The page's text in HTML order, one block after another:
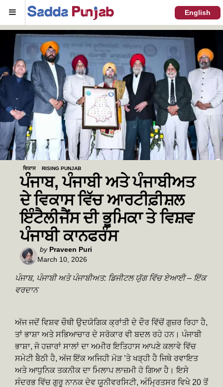
Menu English
ਵਿਕਾਸ RISING PUNJAB
ਪੰਜਾਬ, ਪੰਜਾਬੀ ਅਤੇ ਪੰਜਾਬੀਅਤ
ਦੇ ਵਿਕਾਸ ਵਿੱਚ ਆਰਟੀਫ਼ੀਸ਼ਲ
ਇੰਟੈਲੀਜੈਂਸ ਦੀ ਭੂਮਿਕਾ ਤੇ ਵਿਸ਼ਵ
ਪੰਜਾਬੀ ਕਾਨਫਰੰਸ
Posted
by
by Praveen Puri
March 10, 2026
ਪੰਜਾਬ, ਪੰਜਾਬੀ ਅਤੇ ਪੰਜਾਬੀਅਤ: ਡਿਜੀਟਲ ਯੁੱਗ ਵਿੱਚ ਏਆਈ – ਇੱਕ
ਵਰਦਾਨ
ਅੱਜ ਜਦੋਂ ਵਿਸ਼ਵ ਚੌਥੀ ਉਦਯੋਗਿਕ ਕ੍ਰਾਂਤੀ ਦੇ ਦੌਰ ਵਿੱਚੋਂ ਗੁਜ਼ਰ ਰਿਹਾ ਹੈ,
ਤਾਂ ਭਾਸ਼ਾ ਅਤੇ ਸਭਿਆਚਾਰ ਦੇ ਸਰੋਕਾਰ ਵੀ ਬਦਲ ਰਹੇ ਹਨ। ਪੰਜਾਬੀ
ਭਾਸ਼ਾ, ਜੋ ਹਜ਼ਾਰਾਂ ਸਾਲਾਂ ਦਾ ਅਮੀਰ ਇਤਿਹਾਸ ਆਪਣੇ ਕਲਾਵੇ ਵਿੱਚ
ਸਮੇਟੀ ਬੈਠੀ ਹੈ, ਅੱਜ ਇੱਕ ਅਜਿਹੀ ਮੋੜ ’ਤੇ ਖੜ੍ਹੀ ਹੈ ਜਿਥੇ ਰਵਾਇਤ
ਅਤੇ ਆਧੁਨਿਕ ਤਕਨੀਕ ਦਾ ਮਿਲਾਪ ਲਾਜ਼ਮੀ ਹੋ ਗਿਆ ਹੈ। ਇਸੇ
ਸੰਦਰਭ ਵਿੱਚ ਗੁਰੂ ਨਾਨਕ ਦੇਵ ਯੂਨੀਵਰਸਿਟੀ, ਅੰਮ੍ਰਿਤਸਰ ਵਿਖੇ 20 ਤੋਂ